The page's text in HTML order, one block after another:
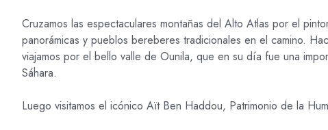
Cruzamos las espectaculares montañas del Alto Atlas por el
panorámicas y pueblos bereberes tradicionales en el camino.
viajamos por el bello valle de Ounila, que en su día fue una
Sáhara.
Luego visitamos el icónico Aït Ben Haddou, Patrimonio de la